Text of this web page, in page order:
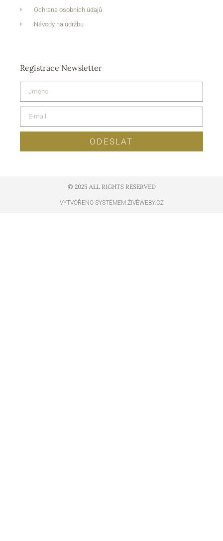
Ochrana osobních údajů
Návody na údržbu
Registrace Newsletter
ODESLAT
© 2025 ALL RIGHTS RESERVED​
VYTVOŘENO SYSTÉMEM ŽIVÉWEBY.CZ